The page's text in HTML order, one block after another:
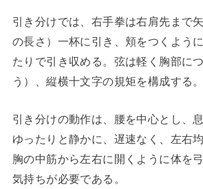
引き分けでは、右手拳は右肩先まで
の長さ）一杯に引き、頬をつくよう
たりで引き収める。弦は軽く胸部に
う）、縦横十文字の規矩を構成する。
引き分けの動作は、腰を中心とし、
ゆったりと静かに、遅速なく、左右
胸の中筋から左右に開くように体を
気持ちが必要である。